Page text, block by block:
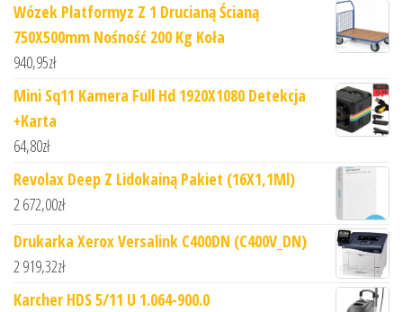
Wózek Platformyz Z 1 Drucianą Ścianą
750X500mm Nośność 200 Kg Koła
940,95zł
Mini Sq11 Kamera Full Hd 1920X1080 Detekcja
+Karta
64,80zł
Revolax Deep Z Lidokainą Pakiet (16X1,1Ml)
2 672,00zł
Drukarka Xerox Versalink C400DN (C400V_DN)
2 919,32zł
Karcher HDS 5/11 U 1.064-900.0